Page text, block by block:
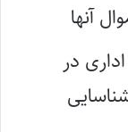
آنها
در